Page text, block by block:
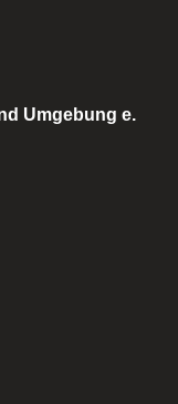
Umgebung e.